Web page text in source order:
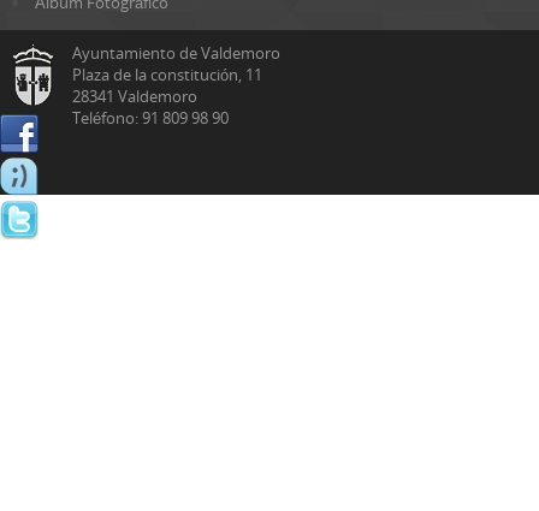
Ayuntamiento de Valdemoro
Plaza de la constitución, 11
28341 Valdemoro
Teléfono: 91 809 98 90